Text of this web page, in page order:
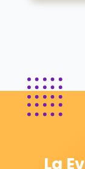
La